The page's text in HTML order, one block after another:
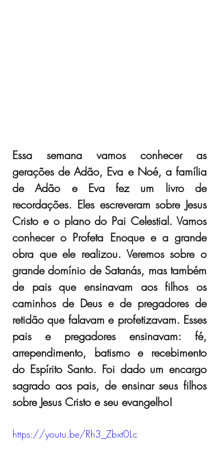
Essa semana vamos conhecer as
gerações de Adão, Eva e Noé, a família
de Adão e Eva fez um livro de
recordações. Eles escreveram sobre Jesus
Cristo e o plano do Pai Celestial. Vamos
conhecer o Profeta Enoque e a grande
obra que ele realizou. Veremos sobre o
grande domínio de Satanás, mas também
de pais que ensinavam aos filhos os
caminhos de Deus e de pregadores de
retidão que falavam e profetizavam. Esses
pais e pregadores ensinavam: fé,
arrependimento, batismo e recebimento
do Espírito Santo. Foi dado um encargo
sagrado aos pais, de ensinar seus filhos
sobre Jesus Cristo e seu evangelho!
https://youtu.be/Rh3_Zbxt0Lc